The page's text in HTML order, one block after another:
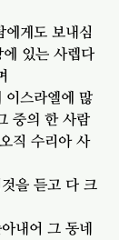
에게도 보내심
있는 사렙다
이스라엘에 많
중의 한 사람
직 수리아 사
을 듣고 다 크
내어 그 동네